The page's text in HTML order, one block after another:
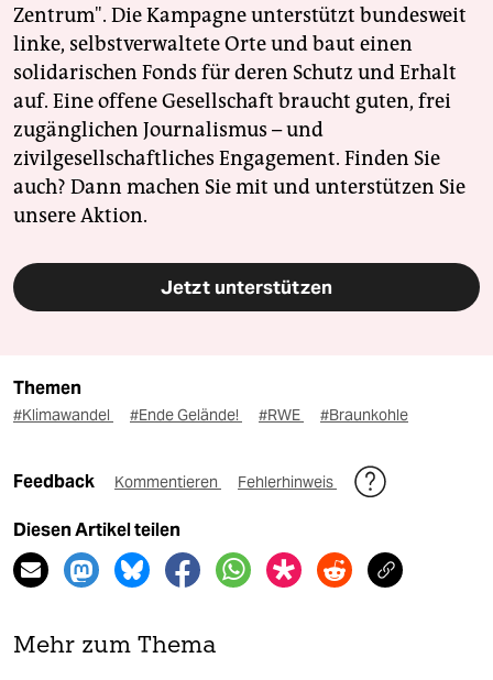
Zentrum". Die Kampagne unterstützt bundesweit
linke, selbstverwaltete Orte und baut einen
solidarischen Fonds für deren Schutz und Erhalt
auf. Eine offene Gesellschaft braucht guten, frei
zugänglichen Journalismus – und
zivilgesellschaftliches Engagement. Finden Sie
auch? Dann machen Sie mit und unterstützen Sie
unsere Aktion.
Jetzt unterstützen
Themen
#Klimawandel #Ende Gelände! #RWE #Braunkohle
Feedback Kommentieren Fehlerhinweis
Diesen Artikel teilen
Mehr zum Thema